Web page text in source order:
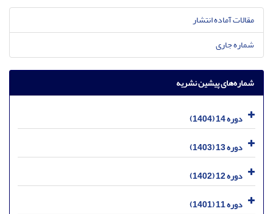
مقالات آماده انتشار
شماره جاری
شماره‌های پیشین نشریه
دوره 14 (1404)
دوره 13 (1403)
دوره 12 (1402)
دوره 11 (1401)